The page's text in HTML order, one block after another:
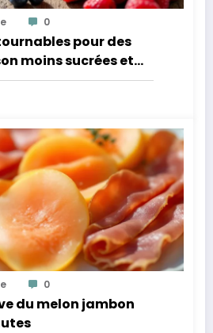
0
pour des
moins sucrées et
0
du melon jambon